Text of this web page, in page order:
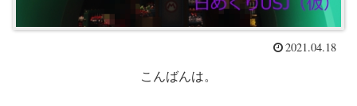
2021.04.18
こんばんは。